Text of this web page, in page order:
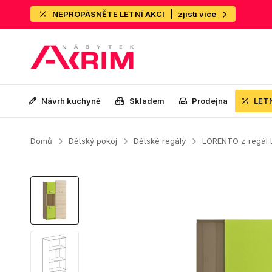
NEPROPÁSNĚTE LETNÍ AKCI zjisti více
Návrh kuchyně Skladem Prodejna
Domů Dětský pokoj Dětské regály LORENTO z regál